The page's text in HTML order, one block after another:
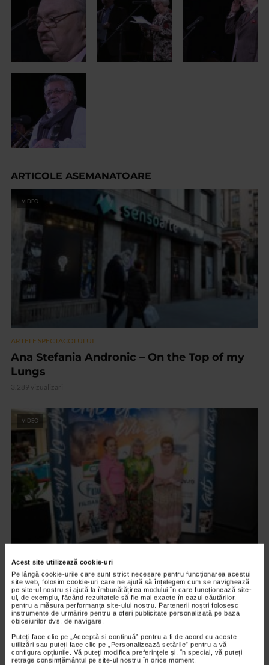
Acest site utilizează cookie-uri
Pe lângă cookie-urile care sunt strict necesare pentru funcționarea acestui
site web, folosim cookie-uri care ne ajută să înțelegem cum se navighează
pe site-ul nostru și ajută la îmbunătățirea modului în care funcționează site-
ul, de exemplu, făcând rezultatele să fie mai exacte în cazul căutărilor,
pentru a măsura performanța site-ului nostru. Partenerii noștri folosesc
instrumente de urmărire pentru a oferi publicitate personalizată pe baza
obiceiurilor dvs. de navigare.
Puteți face clic pe „Acceptă si continuă” pentru a fi de acord cu aceste
utilizări sau puteți face clic pe „Personalizează setările” pentru a vă
configura opțiunile. Vă puteți modifica preferințele și, în special, vă puteți
retrage consimțământul pe site-ul nostru în orice moment.
ARTICOLE ASEMANATOARE
VIDEO
ARTELE SPECTACOLULUI
Ana Stefania Andronic – On the Top of my
Lungs
3.289 vizualizari
VIDEO
ARTELE SPECTACOLULUI
PREMIERA FILMULUI DARUL ARIPILOR
12.601 vizualizari